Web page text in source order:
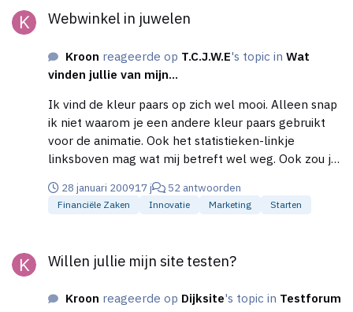
Webwinkel in juwelen
Kroon reageerde op T.C.J.W.E's topic inWat
vinden jullie van mijn...
Ik vind de kleur paars op zich wel mooi. Alleen snap
ik niet waarom je een andere kleur paars gebruikt
voor de animatie. Ook het statistieken-linkje
linksboven mag wat mij betreft wel weg. Ook zou je
tussen de achtergrond en de content (vooral het
witte middengedeelte). Kun je ook het 'powered by
beter voor de vindbaarheid in zoekmachines. Verder
Ook kun je misschien in de toekomst betere
28 januari 200917 j 52 antwoorden
Financiële Zaken Innovatie Marketing Starten
Willen jullie mijn site testen?
Kroon reageerde op Dijksite's topic in Testforum